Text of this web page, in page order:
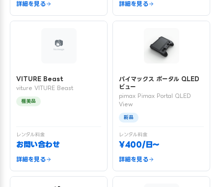
詳細を見る 詳細を見る
VITURE Beast
viture VITURE Beast
極美品
レンタル料金
お問い合わせ
詳細を見る
パイマックス ポータル QLED
ビュー
pimax Pimax Portal QLED
View
新品
レンタル料金
¥400/日〜
詳細を見る